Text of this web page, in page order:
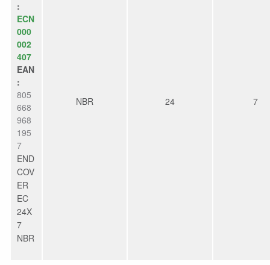
:
ECN
000
002
407
EAN
:
805
668
968
195
7
END
COV
ER
EC
24X
7
NBR
NBR 24 7